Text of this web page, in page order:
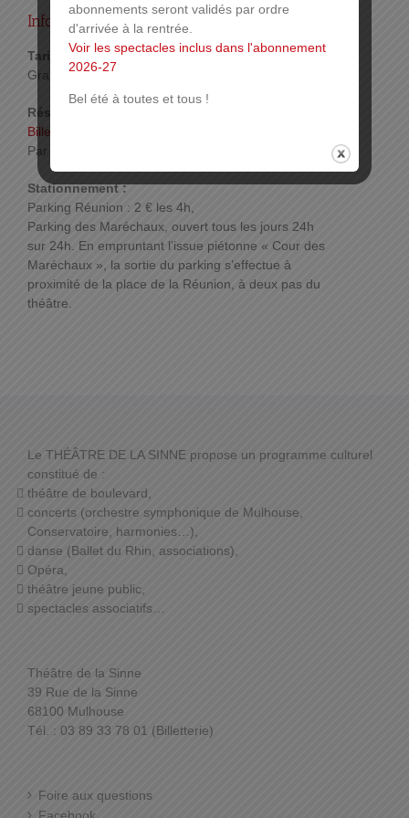
Infos pratiques :
Tarif :
Gratuit (Réservation obligatoire)
Réservations :
Billetterie en ligne
Par téléphone ou sur place.
Stationnement :
Parking Réunion : 2 € les 4h,
Parking des Maréchaux, ouvert tous les jours 24h
sur 24h. En empruntant l’issue piétonne « Cour des
Maréchaux », la sortie du parking s’effectue à
proximité de la place de la Réunion, à deux pas du
théâtre.
Le THÉÂTRE DE LA SINNE propose un programme culturel
constitué de :
théâtre de boulevard,
concerts (orchestre symphonique de Mulhouse,
Conservatoire, harmonies…),
danse (Ballet du Rhin, associations),
Opéra,
théâtre jeune public,
spectacles associatifs…
Théâtre de la Sinne
39 Rue de la Sinne
68100 Mulhouse
Tél. : 03 89 33 78 01 (Billetterie)
Foire aux questions
Facebook
abonnements seront validés par ordre
d'arrivée à la rentrée.
Voir les spectacles inclus dans l'abonnement
2026-27
Bel été à toutes et tous !